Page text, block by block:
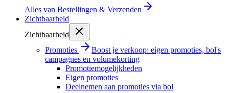
Alles van Bestellingen & Verzenden
Zichtbaarheid
Zichtbaarheid
Promoties
Boost je verkoop: eigen promoties, bol's
campagnes en volumekorting
Promotiemogelijkheden
Eigen promoties
Deelnemen aan promoties via bol